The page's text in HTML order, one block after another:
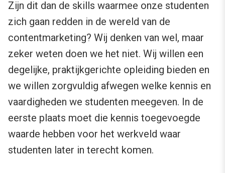
Zijn dit dan de skills waarmee onze studenten
zich gaan redden in de wereld van de
contentmarketing? Wij denken van wel, maar
zeker weten doen we het niet. Wij willen een
degelijke, praktijkgerichte opleiding bieden en
we willen zorgvuldig afwegen welke kennis en
vaardigheden we studenten meegeven. In de
eerste plaats moet die kennis toegevoegde
waarde hebben voor het werkveld waar
studenten later in terecht komen.